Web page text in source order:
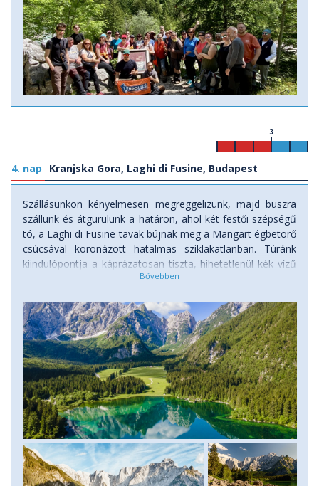
4. nap Kranjska Gora, Laghi di Fusine, Budapest
3
Szállásunkon kényelmesen megreggelizünk, majd buszra
szállunk és átgurulunk a határon, ahol két festői szépségű
tó, a Laghi di Fusine tavak bújnak meg a Mangart égbetörő
csúcsával koronázott hatalmas sziklakatlanban. Túránk
kiindulópontja a káprázatosan tiszta, hihetetlenül kék vízű
jégkorszaki eredetű tavacskák partján lesz, melyek a Júlia-
tavaktól nézve a legelképesztőbb látványt a Mangart
(2679m) zordon északi sziklafala nyújtja. Ahogy
emelkedünk egyre feljebb és egyre közelebb kerülünk a
sziklafalakhoz, úgy lesz utunk is egyre izgalmasabb. A túra
végpontja a Luigi Zacchi menedékház csodás terasza,
ahonnan jól belátható az egész sziklakatlant keretező
csipkézett gerinc. Miután kigyönyörködtük magunkat,
visszaindulunk buszunkhoz és hazafelé vesszük az irányt.
Utunkat néhány rövid megállóval szakítjuk már csak meg. A
késő esti órákban érkezünk meg Budapestre. Ellátás:
reggeli. (Szintkülönbség: 730 m fel és le, túratáv 11 km,
menetidő: kb. 4-5 óra).